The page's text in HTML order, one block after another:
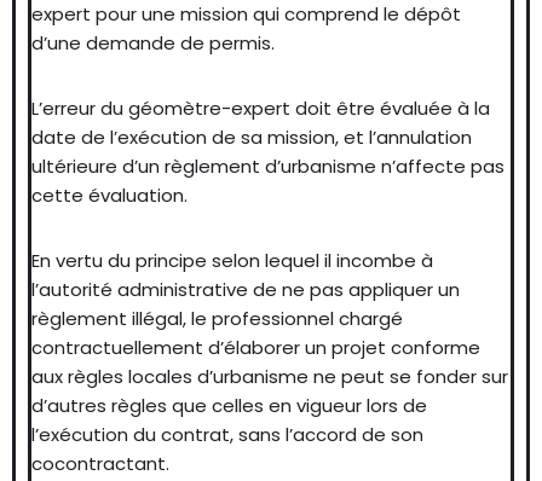
expert pour une mission qui comprend le dépôt
d’une demande de permis.
L’erreur du géomètre-expert doit être évaluée à la
date de l’exécution de sa mission, et l’annulation
ultérieure d’un règlement d’urbanisme n’affecte pas
cette évaluation.
En vertu du principe selon lequel il incombe à
l’autorité administrative de ne pas appliquer un
règlement illégal, le professionnel chargé
contractuellement d’élaborer un projet conforme
aux règles locales d’urbanisme ne peut se fonder sur
d’autres règles que celles en vigueur lors de
l’exécution du contrat, sans l’accord de son
cocontractant.